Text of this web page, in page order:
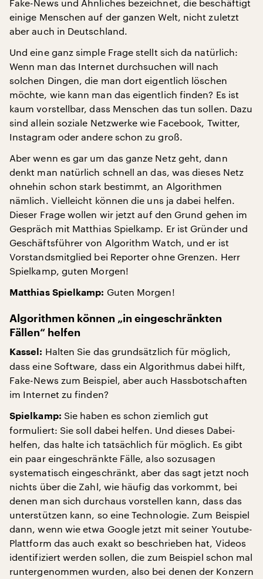
Fake-News und Ähnliches bezeichnet, die beschäftigt
einige Menschen auf der ganzen Welt, nicht zuletzt
aber auch in Deutschland.
Und eine ganz simple Frage stellt sich da natürlich:
Wenn man das Internet durchsuchen will nach
solchen Dingen, die man dort eigentlich löschen
möchte, wie kann man das eigentlich finden? Es ist
kaum vorstellbar, dass Menschen das tun sollen. Dazu
sind allein soziale Netzwerke wie Facebook, Twitter,
Instagram oder andere schon zu groß.
Aber wenn es gar um das ganze Netz geht, dann
denkt man natürlich schnell an das, was dieses Netz
ohnehin schon stark bestimmt, an Algorithmen
nämlich. Vielleicht können die uns ja dabei helfen.
Dieser Frage wollen wir jetzt auf den Grund gehen im
Gespräch mit Matthias Spielkamp. Er ist Gründer und
Geschäftsführer von Algorithm Watch, und er ist
Vorstandsmitglied bei Reporter ohne Grenzen. Herr
Spielkamp, guten Morgen!
Matthias Spielkamp: Guten Morgen!
Algorithmen können „in eingeschränkten
Fällen“ helfen
Kassel: Halten Sie das grundsätzlich für möglich,
dass eine Software, dass ein Algorithmus dabei hilft,
Fake-News zum Beispiel, aber auch Hassbotschaften
im Internet zu finden?
Spielkamp: Sie haben es schon ziemlich gut
formuliert: Sie soll dabei helfen. Und dieses Dabei-
helfen, das halte ich tatsächlich für möglich. Es gibt
ein paar eingeschränkte Fälle, also sozusagen
systematisch eingeschränkt, aber das sagt jetzt noch
nichts über die Zahl, wie häufig das vorkommt, bei
denen man sich durchaus vorstellen kann, dass das
unterstützen kann, so eine Technologie. Zum Beispiel
dann, wenn wie etwa Google jetzt mit seiner Youtube-
Plattform das auch exakt so beschrieben hat, Videos
identifiziert werden sollen, die zum Beispiel schon mal
runtergenommen wurden, also bei denen der Konzern